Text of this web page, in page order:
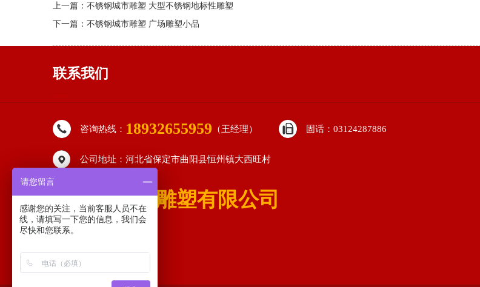
上一篇： 不锈钢城市雕塑 大型不锈钢地标性雕塑
下一篇： 不锈钢城市雕塑 广场雕塑小品
联系我们
咨询热线： 18932655959 （王经理） 固话：03124287886
公司地址：河北省保定市曲阳县恒州镇大西旺村
曲阳县星特雕塑有限公司
请您留言
感谢您的关注，当前客服人员不在
线，请填写一下您的信息，我们会
尽快和您联系。